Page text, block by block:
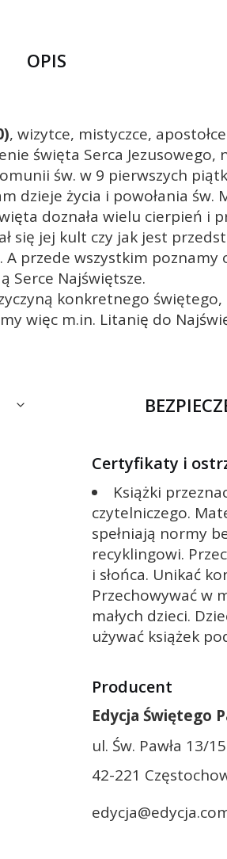
OPIS
, wizytce, mistyczce,
święta Serca Jezusowego,
św. w 9 pierwszych
dzieje życia i powołania św.
doznała wielu cierpień i
się jej kult czy jak jest
przede wszystkim poznamy
Serce Najświętsze.
konkretnego
więc m.in. Litanię do
Certyfikaty i
Książki
czytelniczego.
spełniają normy
recyklingowi.
i słońca. Unikać
Przechowywać w
małych dzieci.
używać książek
Producent
Edycja Świętego
ul. Św. Pawła 13/15
42-221